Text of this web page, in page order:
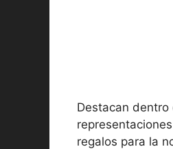
Destacan
regalos para la